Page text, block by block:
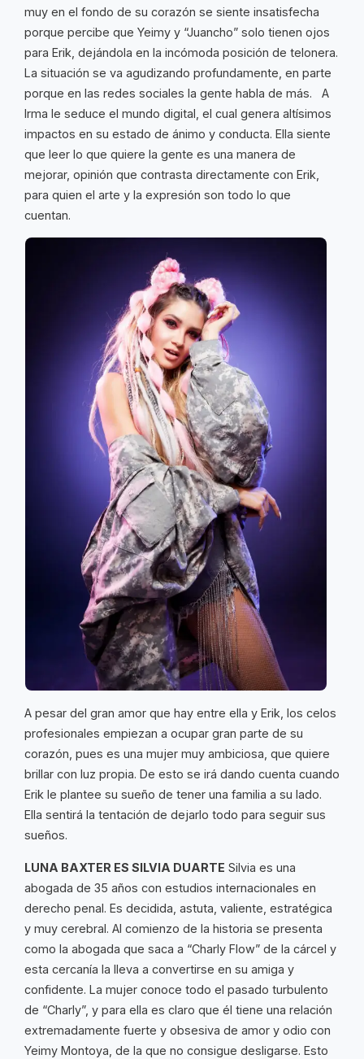
muy en el fondo de su corazón se siente insatisfecha
porque percibe que Yeimy y “Juancho” solo tienen ojos
para Erik, dejándola en la incómoda posición de telonera.
La situación se va agudizando profundamente, en parte
porque en las redes sociales la gente habla de más. A
Irma le seduce el mundo digital, el cual genera altísimos
impactos en su estado de ánimo y conducta. Ella siente
que leer lo que quiere la gente es una manera de
mejorar, opinión que contrasta directamente con Erik,
para quien el arte y la expresión son todo lo que
cuentan.
A pesar del gran amor que hay entre ella y Erik, los celos
profesionales empiezan a ocupar gran parte de su
corazón, pues es una mujer muy ambiciosa, que quiere
brillar con luz propia. De esto se irá dando cuenta cuando
Erik le plantee su sueño de tener una familia a su lado.
Ella sentirá la tentación de dejarlo todo para seguir sus
sueños.
LUNA BAXTER ES SILVIA DUARTE Silvia es una
abogada de 35 años con estudios internacionales en
derecho penal. Es decidida, astuta, valiente, estratégica
y muy cerebral. Al comienzo de la historia se presenta
como la abogada que saca a “Charly Flow” de la cárcel y
esta cercanía la lleva a convertirse en su amiga y
confidente. La mujer conoce todo el pasado turbulento
de “Charly”, y para ella es claro que él tiene una relación
extremadamente fuerte y obsesiva de amor y odio con
Yeimy Montoya, de la que no consigue desligarse. Esto